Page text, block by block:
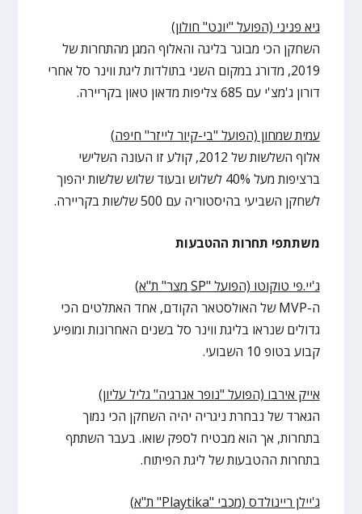
גיא פניני (הפועל "יונט" חולון)
השחקן הכי מבוגר בליגה והאלוף המגן מהתחרות של
2019, מדורג במקום השני בתולדות ליגת ווינר סל אחרי
דורון ג'מצ'י עם 685 צליפות מדאון טאון בקריירה.
עמית שמחון (הפועל "בי-קיור לייזר" חיפה)
אלוף השלשות של 2012, קולע זו העונה השלישי
ברציפות מעל 40% לשלוש ובעוד שלוש שלשות יהפוך
לשחקן השביעי בהיסטוריה עם 500 שלשות בקריירה.
משתתפי תחרות ההטבעות
ג'יי.פי טוקוטו (הפועל "SP מצר" ת"א)
ה-MVP של האולסטאר הקודם, אחד האתלטים הכי
גדולים שנראו בליגת ווינר סל בשנים האחרונות ומופיע
קבוע בטופ 10 השבועי.
אייק אירבו (הפועל "נופר אנרגיה" גליל עליון)
הגארד של נבחרת ניגריה יהיה השחקן הכי נמוך
בתחרות, אך הוא מבטיח לספק שואו. בעבר השתתף
בתחרות ההטבעות של ליגת הפיתוח.
ג'יילן ריינולדס (מכבי "Playtika" ת"א)